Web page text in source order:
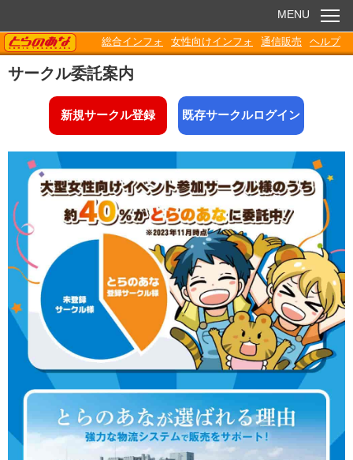
お知らせ
電子書籍
Q&A
各種ダウンロード
MENU
TORANOANA
総合インフォ 女性向けインフォ 通信販売 ヘルプ
サークル委託案内
新規サークル登録 既存サークルログイン